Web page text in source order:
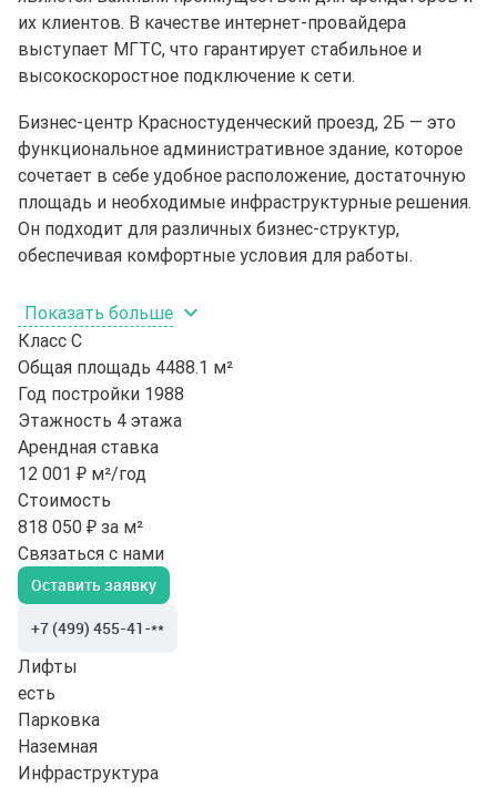
их клиентов. В качестве интернет-провайдера
выступает МГТС, что гарантирует стабильное и
высокоскоростное подключение к сети.
Бизнес-центр Красностуденческий проезд, 2Б — это
функциональное административное здание, которое
сочетает в себе удобное расположение, достаточную
площадь и необходимые инфраструктурные решения.
Он подходит для различных бизнес-структур,
обеспечивая комфортные условия для работы.
Показать больше
Класс C
Общая площадь 4488.1 м²
Год постройки 1988
Этажность 4 этажа
Арендная ставка
12 001 ₽ м²/год
Стоимость
818 050 ₽ за м²
Связаться с нами
Оставить заявку
+7 (499) 455-41-**
Лифты
есть
Парковка
Наземная
Инфраструктура